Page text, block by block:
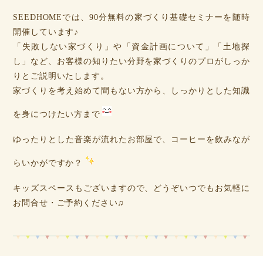
SEEDHOMEでは、90分無料の家づくり基礎セミナーを随時
開催しています♪
「失敗しない家づくり」や「資金計画について」「土地探
し」など、お客様の知りたい分野を家づくりのプロがしっか
りとご説明いたします。
家づくりを考え始めて間もない方から、しっかりとした知識
を身につけたい方まで
ゆったりとした音楽が流れたお部屋で、コーヒーを飲みなが
らいかがですか？
キッズスペースもございますので、どうぞいつでもお気軽に
お問合せ・ご予約ください♫